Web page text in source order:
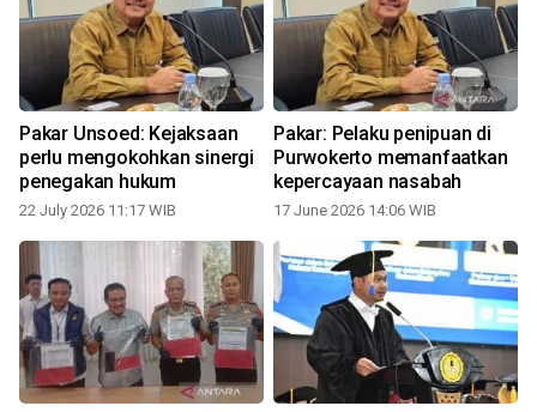
Pakar Unsoed: Kejaksaan
perlu mengokohkan sinergi
penegakan hukum
22 July 2026 11:17 WIB
Pakar: Pelaku penipuan di
Purwokerto memanfaatkan
kepercayaan nasabah
17 June 2026 14:06 WIB